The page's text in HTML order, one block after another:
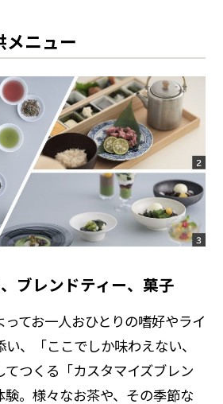
メニュー
ブレンドティー、菓子
てお一人おひとりの嗜好やライ
、「ここでしか味わえない、
つくる「カスタマイズブレン
験。様々なお茶や、その季節な